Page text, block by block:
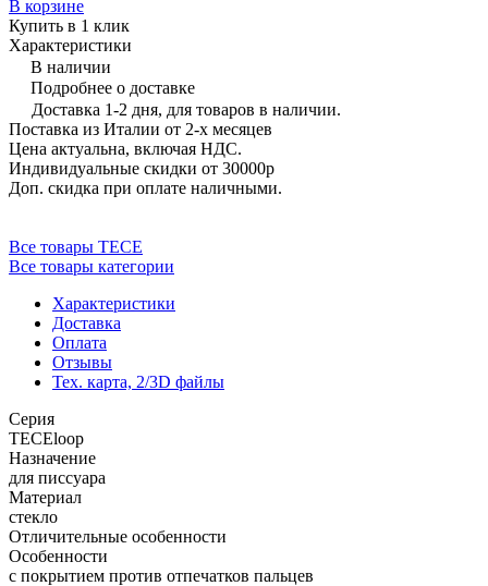
В корзине
Купить в 1 клик
Характеристики
В наличии
Подробнее о доставке
Доставка 1-2 дня, для товаров в наличии.
Поставка из Италии от 2-х месяцев
Цена актуальна, включая НДС.
Индивидуальные скидки от 30000р
Доп. скидка при оплате наличными.
Все товары TECE
Все товары категории
Характеристики
Доставка
Оплата
Отзывы
Тех. карта, 2/3D файлы
Серия
TECEloop
Назначение
для писсуара
Материал
стекло
Отличительные особенности
Особенности
с покрытием против отпечатков пальцев